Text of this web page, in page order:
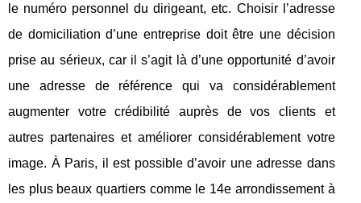
le numéro personnel du dirigeant, etc. Choisir l’adresse
de domiciliation d’une entreprise doit être une décision
prise au sérieux, car il s’agit là d’une opportunité d’avoir
une adresse de référence qui va considérablement
augmenter votre crédibilité auprès de vos clients et
autres partenaires et améliorer considérablement votre
image. À Paris, il est possible d’avoir une adresse dans
les plus beaux quartiers comme le 14e arrondissement à